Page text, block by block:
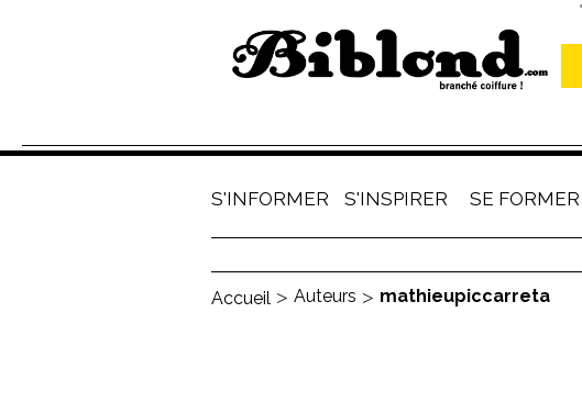
S'INFORMER S'INSPIRER SE FORMER
Accueil Auteurs mathieupiccarreta